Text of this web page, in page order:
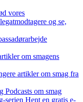
vores
og se,
om smagens
artikler om smag fra
Podcasts om smag
serien Hent en gratis e-